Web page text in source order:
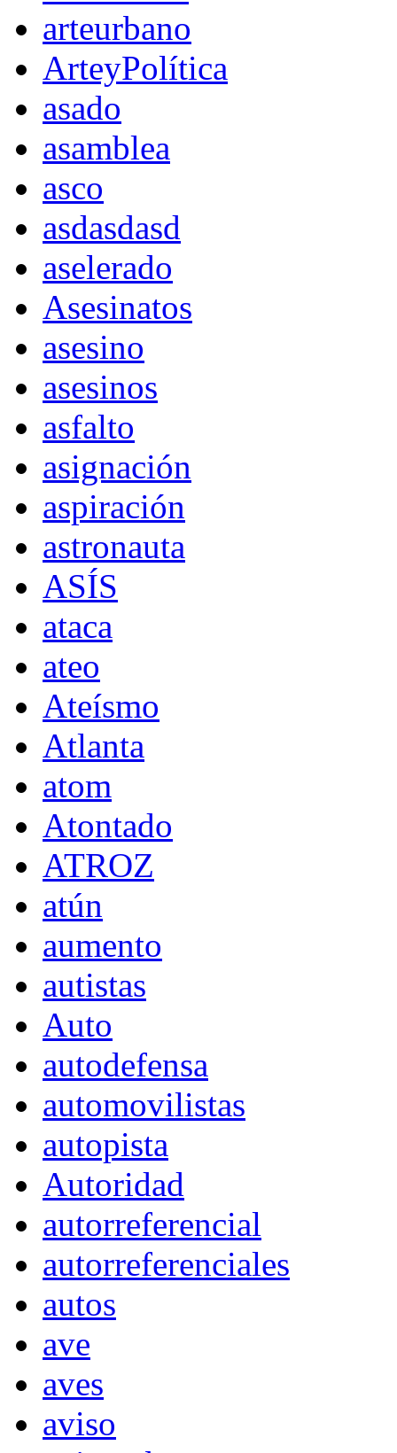
arteurbano
ArteyPolítica
asado
asamblea
asco
asdasdasd
aselerado
Asesinatos
asesino
asesinos
asfalto
asignación
aspiración
astronauta
ASÍS
ataca
ateo
Ateísmo
Atlanta
atom
Atontado
ATROZ
atún
aumento
autistas
Auto
autodefensa
automovilistas
autopista
Autoridad
autorreferencial
autorreferenciales
autos
ave
aves
aviso